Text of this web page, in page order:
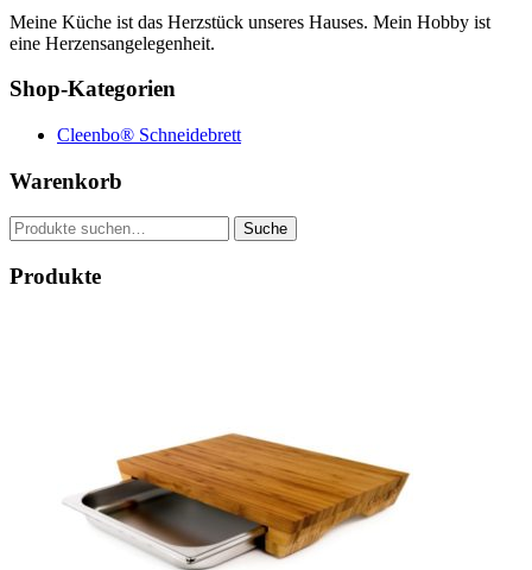
Meine Küche ist das Herzstück unseres Hauses. Mein Hobby ist
eine Herzensangelegenheit.
Shop-Kategorien
Cleenbo® Schneidebrett
Warenkorb
Suche
nach:
Suche
Produkte